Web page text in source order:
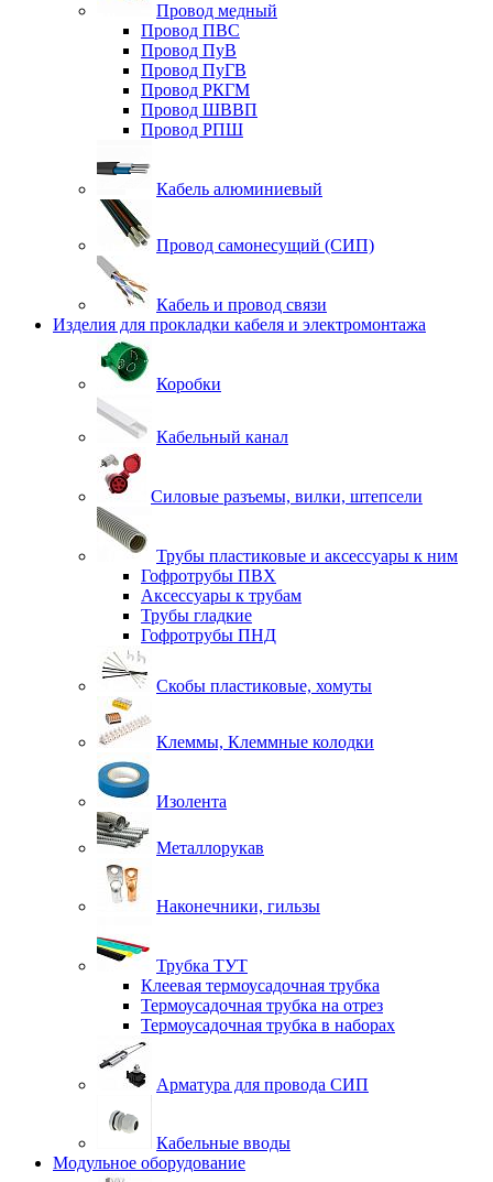
Провод медный
Провод ПВС
Провод ПуВ
Провод ПуГВ
Провод РКГМ
Провод ШВВП
Провод РПШ
Кабель алюминиевый
Провод самонесущий (СИП)
Кабель и провод связи
Изделия для прокладки кабеля и электромонтажа
Коробки
Кабельный канал
Силовые разъемы, вилки, штепсели
Трубы пластиковые и аксессуары к ним
Гофротрубы ПВХ
Аксессуары к трубам
Трубы гладкие
Гофротрубы ПНД
Скобы пластиковые, хомуты
Клеммы, Клеммные колодки
Изолента
Металлорукав
Наконечники, гильзы
Трубка ТУТ
Клеевая термоусадочная трубка
Термоусадочная трубка на отрез
Термоусадочная трубка в наборах
Арматура для провода СИП
Кабельные вводы
Модульное оборудование